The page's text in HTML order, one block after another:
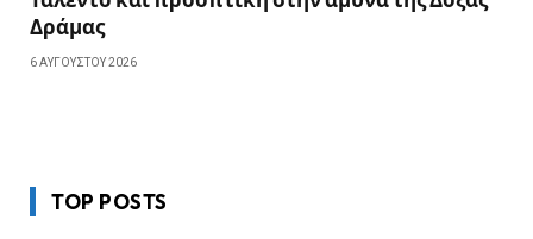
Δράμας
6 ΑΥΓΟΎΣΤΟΥ 2026
TOP POSTS